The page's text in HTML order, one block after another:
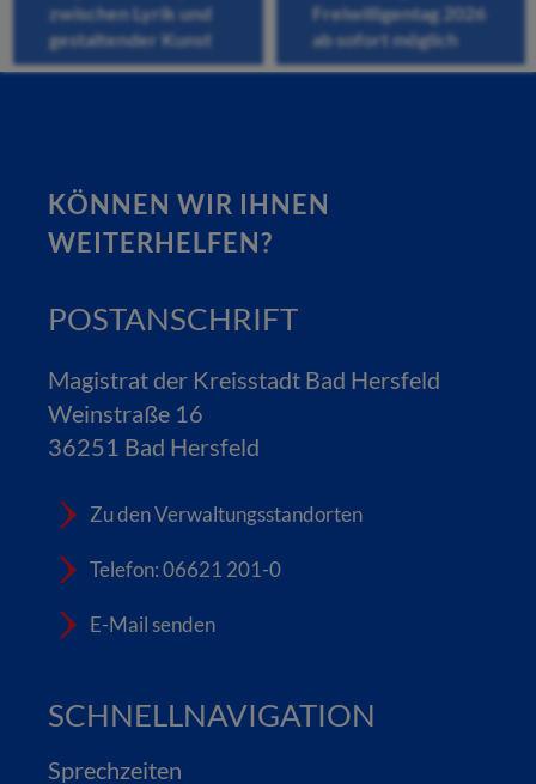
zwischen Lyrik und
gestaltender Kunst
Freiwilligentag 2026
ab sofort möglich
KÖNNEN WIR IHNEN
WEITERHELFEN?
POSTANSCHRIFT
Magistrat der Kreisstadt Bad Hersfeld
Weinstraße 16
36251 Bad Hersfeld
Zu den Verwaltungsstandorten
Telefon: 06621 201-0
E-Mail senden
SCHNELLNAVIGATION
Sprechzeiten